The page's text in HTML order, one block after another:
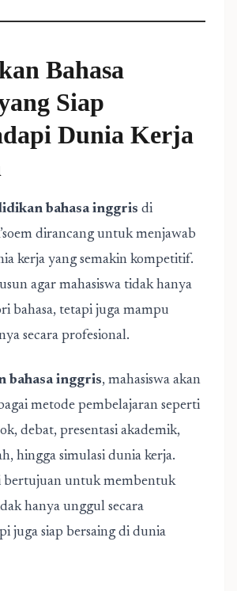
Bahasa
Siap
Dunia Kerja
bahasa inggris di
dirancang untuk menjawab
kerja yang semakin kompetitif.
agar mahasiswa tidak hanya
bahasa, tetapi juga mampu
secara profesional.
bahasa inggris, mahasiswa akan
metode pembelajaran seperti
debat, presentasi akademik,
hingga simulasi dunia kerja.
bertujuan untuk membentuk
hanya unggul secara
juga siap bersaing di dunia